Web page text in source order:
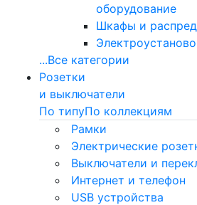
оборудование
Шкафы и
...Все категории
Розетки
и выключатели
По типуПо коллекциям
Рамки
Электрические
Выключатели и
Интернет и телефон
USB устройства